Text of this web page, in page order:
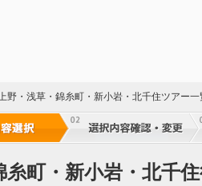
野・浅草・錦糸町・新小岩・北千住ツアー一
町・新小岩・北千